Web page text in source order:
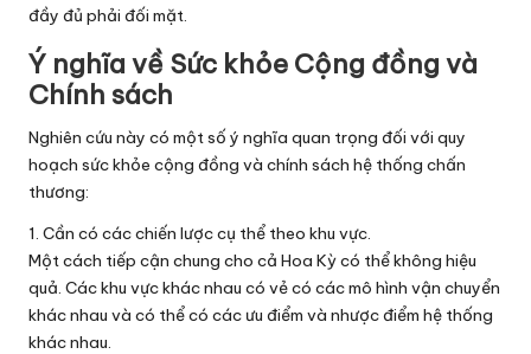
đầy đủ phải đối mặt.
Ý nghĩa về Sức khỏe Cộng đồng và
Chính sách
Nghiên cứu này có một số ý nghĩa quan trọng đối với quy
hoạch sức khỏe cộng đồng và chính sách hệ thống chấn
thương:
1. Cần có các chiến lược cụ thể theo khu vực.
Một cách tiếp cận chung cho cả Hoa Kỳ có thể không hiệu
quả. Các khu vực khác nhau có vẻ có các mô hình vận chuyển
khác nhau và có thể có các ưu điểm và nhược điểm hệ thống
khác nhau.